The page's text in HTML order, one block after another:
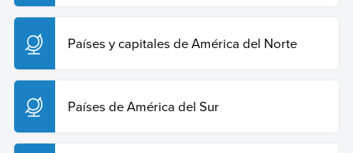
Países y capitales de América del Norte
Países de América del Sur